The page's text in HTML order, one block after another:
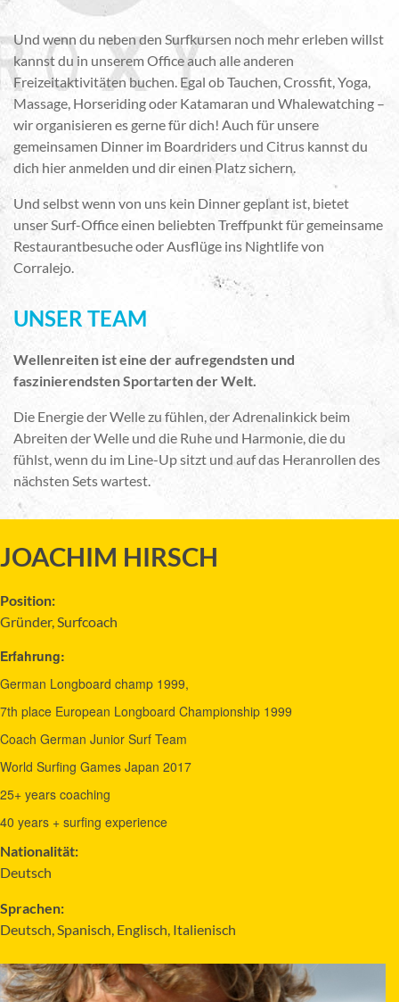
Und wenn du neben den Surfkursen noch mehr erleben willst
kannst du in unserem Office auch alle anderen
Freizeitaktivitäten buchen. Egal ob Tauchen, Crossfit, Yoga,
Massage, Horseriding oder Katamaran und Whalewatching –
wir organisieren es gerne für dich! Auch für unsere
gemeinsamen Dinner im Boardriders und Citrus kannst du
dich hier anmelden und dir einen Platz sichern.
Und selbst wenn von uns kein Dinner geplant ist, bietet
unser Surf-Office einen beliebten Treffpunkt für gemeinsame
Restaurantbesuche oder Ausflüge ins Nightlife von
Corralejo.
UNSER TEAM
Wellenreiten ist eine der aufregendsten und
faszinierendsten Sportarten der Welt.
Die Energie der Welle zu fühlen, der Adrenalinkick beim
Abreiten der Welle und die Ruhe und Harmonie, die du
fühlst, wenn du im Line-Up sitzt und auf das Heranrollen des
nächsten Sets wartest.
JOACHIM HIRSCH
Position:
Gründer, Surfcoach
Erfahrung:
German Longboard champ 1999,
7th place European Longboard Championship 1999
Coach German Junior Surf Team
World Surfing Games Japan 2017
25+ years coaching
40 years + surfing experience
Nationalität:
Deutsch
Sprachen:
Deutsch, Spanisch, Englisch, Italienisch